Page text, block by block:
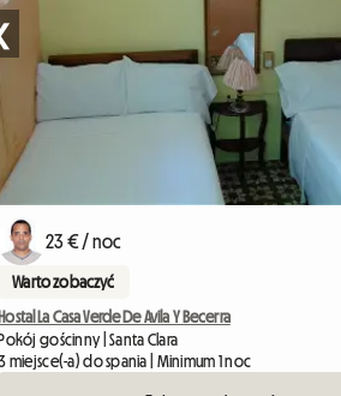
23 € / noc
Warto zobaczyć
Hostal La Casa Verde De Avila Y Becerra
Pokój gościnny | Santa Clara
miejsce(-a) do spania | Minimum 1 noc